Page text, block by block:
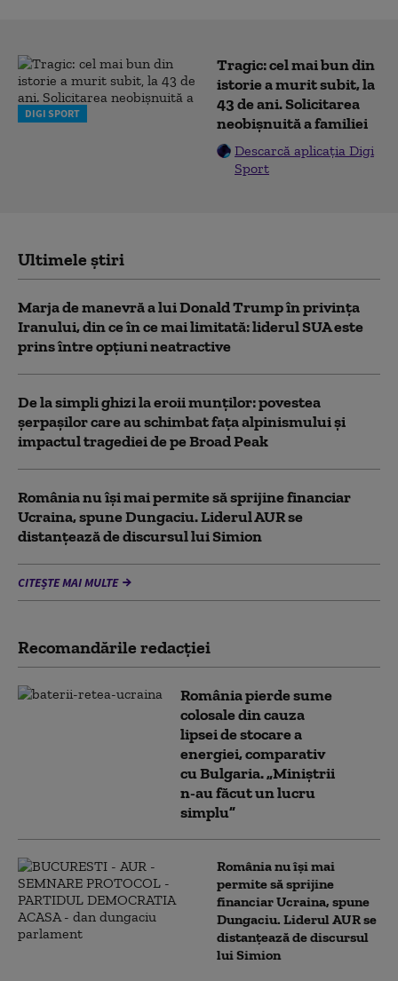
DIGI SPORT
Tragic: cel mai bun din
istorie a murit subit, la
43 de ani. Solicitarea
neobișnuită a familiei
Descarcă aplicația Digi
Sport
Ultimele știri
Marja de manevră a lui Donald Trump în privința
Iranului, din ce în ce mai limitată: liderul SUA este
prins între opțiuni neatractive
De la simpli ghizi la eroii munților: povestea
șerpașilor care au schimbat fața alpinismului și
impactul tragediei de pe Broad Peak
România nu își mai permite să sprijine financiar
Ucraina, spune Dungaciu. Liderul AUR se
distanțează de discursul lui Simion
CITEȘTE MAI MULTE
Recomandările redacţiei
România pierde sume
colosale din cauza
lipsei de stocare a
energiei, comparativ
cu Bulgaria. „Miniștrii
n-au făcut un lucru
simplu”
România nu își mai
permite să sprijine
financiar Ucraina, spune
Dungaciu. Liderul AUR se
distanțează de discursul
lui Simion